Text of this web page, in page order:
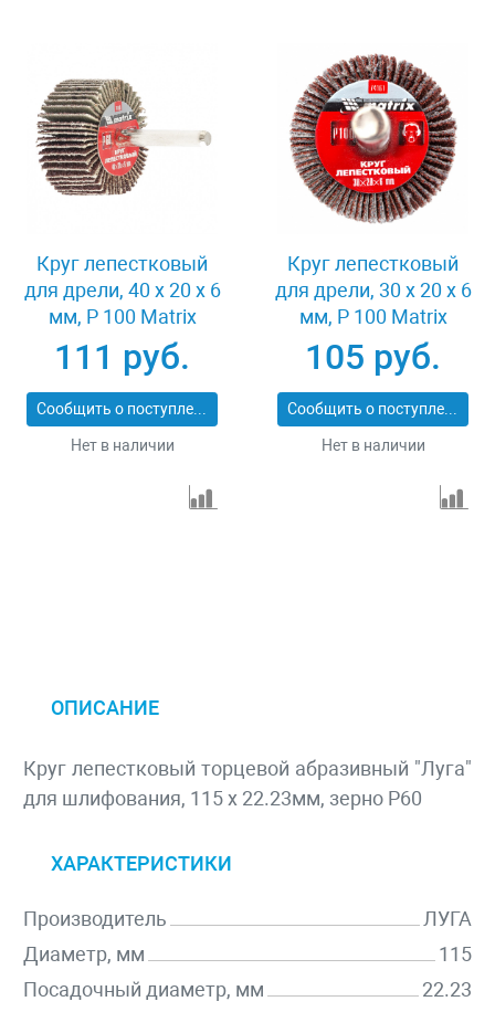
Круг лепестковый
для дрели, 40 х 20 х 6
мм, P 100 Matrix
74168
111 руб.
Сообщить о поступлении
Нет в наличии
Круг лепестковый
для дрели, 30 х 20 х 6
мм, P 100 Matrix
74161
105 руб.
Сообщить о поступлении
Нет в наличии
ОПИСАНИЕ
Круг лепестковый торцевой абразивный "Луга"
для шлифования, 115 х 22.23мм, зерно P60
ХАРАКТЕРИСТИКИ
Производитель
ЛУГА
Диаметр, мм
115
Посадочный диаметр, мм
22.23